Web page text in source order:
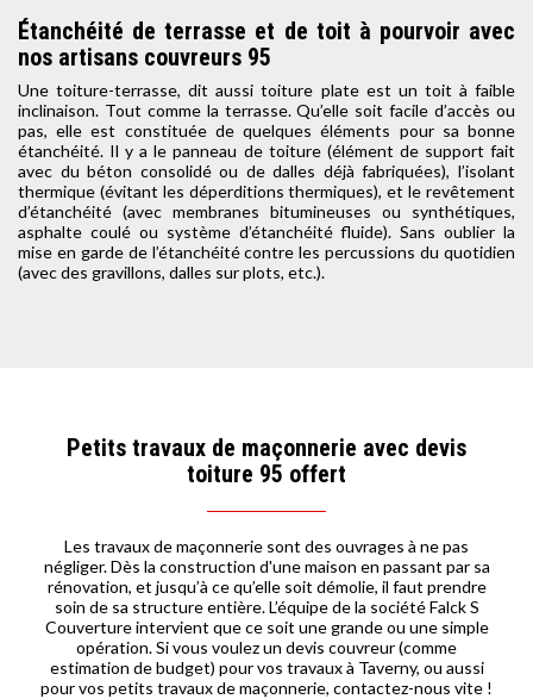
Étanchéité de terrasse et de toit à pourvoir avec
nos artisans couvreurs 95
Une toiture-terrasse, dit aussi toiture plate est un toit à faible
inclinaison. Tout comme la terrasse. Qu’elle soit facile d’accès ou
pas, elle est constituée de quelques éléments pour sa bonne
étanchéité. Il y a le panneau de toiture (élément de support fait
avec du béton consolidé ou de dalles déjà fabriquées), l’isolant
thermique (évitant les déperditions thermiques), et le revêtement
d’étanchéité (avec membranes bitumineuses ou synthétiques,
asphalte coulé ou système d’étanchéité fluide). Sans oublier la
mise en garde de l’étanchéité contre les percussions du quotidien
(avec des gravillons, dalles sur plots, etc.).
Petits travaux de maçonnerie avec devis
toiture 95 offert
Les travaux de maçonnerie sont des ouvrages à ne pas
négliger. Dès la construction d'une maison en passant par sa
rénovation, et jusqu’à ce qu’elle soit démolie, il faut prendre
soin de sa structure entière. L’équipe de la société Falck S
Couverture intervient que ce soit une grande ou une simple
opération. Si vous voulez un devis couvreur (comme
estimation de budget) pour vos travaux à Taverny, ou aussi
pour vos petits travaux de maçonnerie, contactez-nous vite !